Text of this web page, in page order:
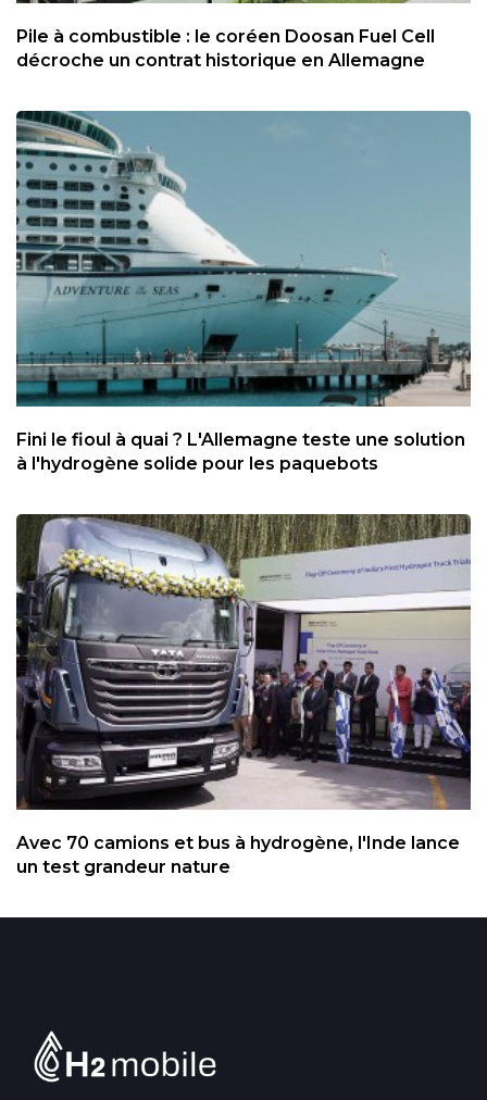
Pile à combustible : le coréen Doosan Fuel Cell
décroche un contrat historique en Allemagne
Fini le fioul à quai ? L'Allemagne teste une solution
à l'hydrogène solide pour les paquebots
Avec 70 camions et bus à hydrogène, l'Inde lance
un test grandeur nature